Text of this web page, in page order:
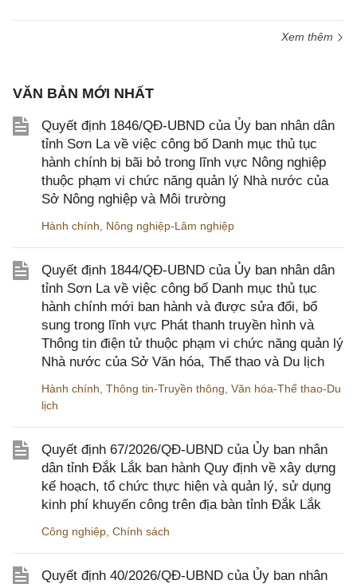
Xem thêm
VĂN BẢN MỚI NHẤT
Quyết định 1846/QĐ-UBND của Ủy ban nhân dân
tỉnh Sơn La về việc công bố Danh mục thủ tục
hành chính bị bãi bỏ trong lĩnh vực Nông nghiệp
thuộc phạm vi chức năng quản lý Nhà nước của
Sở Nông nghiệp và Môi trường
Hành chính Nông nghiệp-Lâm nghiệp
Quyết định 1844/QĐ-UBND của Ủy ban nhân dân
tỉnh Sơn La về việc công bố Danh mục thủ tục
hành chính mới ban hành và được sửa đổi, bổ
sung trong lĩnh vực Phát thanh truyền hình và
Thông tin điện tử thuộc phạm vi chức năng quản lý
Nhà nước của Sở Văn hóa, Thể thao và Du lịch
Hành chính Thông tin-Truyền thông Văn hóa-Thể thao-Du
lịch
Quyết định 67/2026/QĐ-UBND của Ủy ban nhân
dân tỉnh Đắk Lắk ban hành Quy định về xây dựng
kế hoạch, tổ chức thực hiện và quản lý, sử dụng
kinh phí khuyến công trên địa bàn tỉnh Đắk Lắk
Công nghiệp Chính sách
Quyết định 40/2026/QĐ-UBND của Ủy ban nhân